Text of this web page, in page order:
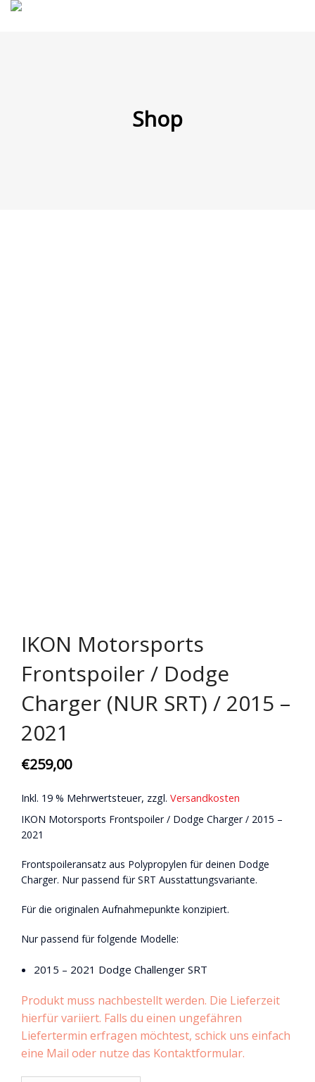
Shop
IKON Motorsports
Frontspoiler / Dodge
Charger (NUR SRT) / 2015 –
2021
€259,00
Inkl. 19 % Mehrwertsteuer, zzgl. Versandkosten
IKON Motorsports Frontspoiler / Dodge Charger / 2015 –
2021
Frontspoileransatz aus Polypropylen für deinen Dodge
Charger. Nur passend für SRT Ausstattungsvariante.
Für die originalen Aufnahmepunkte konzipiert.
Nur passend für folgende Modelle:
2015 – 2021 Dodge Challenger SRT
Produkt muss nachbestellt werden. Die Lieferzeit
hierfür variiert. Falls du einen ungefähren
Liefertermin erfragen möchtest, schick uns einfach
eine Mail oder nutze das Kontaktformular.